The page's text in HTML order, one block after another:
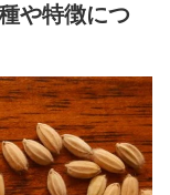
や特徴につ